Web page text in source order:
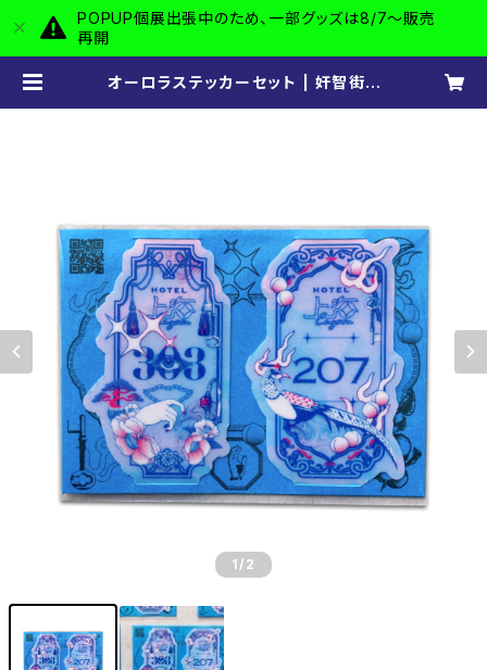
POPUP個展出張中のため、一部グッズは8/7〜販売
再開
オーロラステッカーセット | 奸智街 -
1 /2